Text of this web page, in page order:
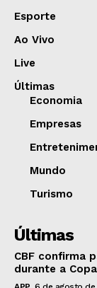
Esporte
Ao Vivo
Live
Últimas
Economia
Empresas
Mundo
Turismo
Últimas
CBF confirma
durante a